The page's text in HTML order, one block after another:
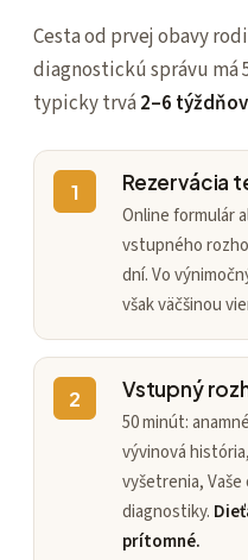
Cesta od prvej obavy
diagnostickú správu má
typicky trvá 2–6 týždňov
1 Rezervácia
Online formulár
vstupného
dní. Vo
však väčšinou
2 Vstupný
50 minút:
vývinová
vyšetrenia, Vaše
diagnostiky.
prítomné.